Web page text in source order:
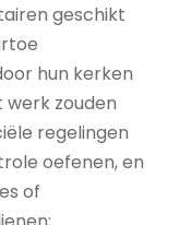
geschikt
hun kerken
zouden
regelingen
oefenen, en
of